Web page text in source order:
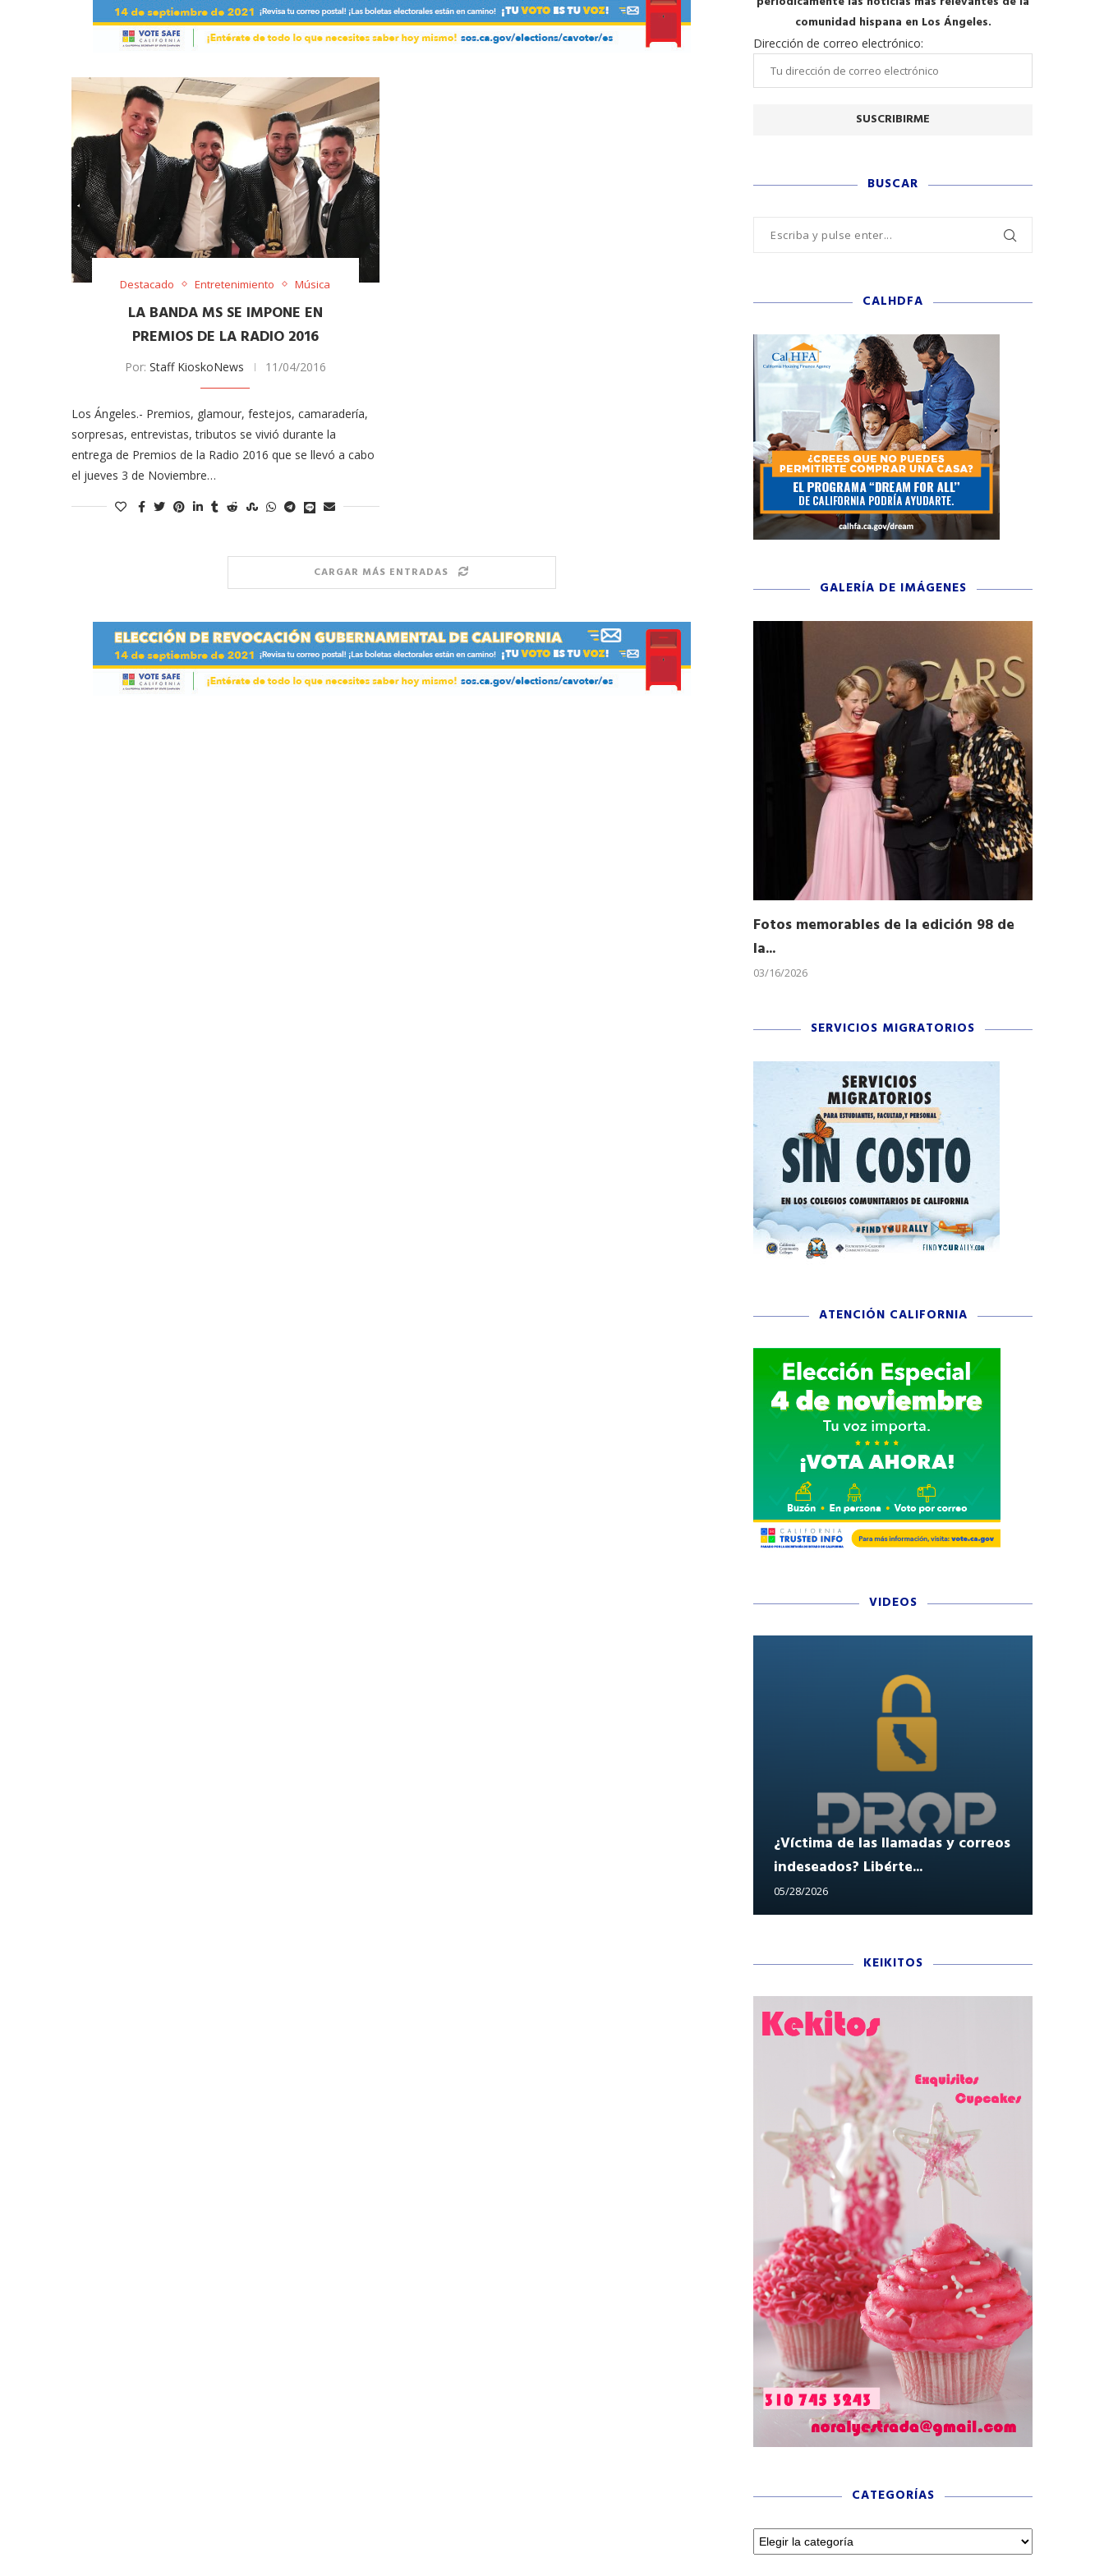
Destacado Entretenimiento Música
LA BANDA MS SE IMPONE EN
PREMIOS DE LA RADIO 2016
Por: Staff KioskoNews 11/04/2016
Los Ángeles.- Premios, glamour, festejos, camaradería,
sorpresas, entrevistas, tributos se vivió durante la
entrega de Premios de la Radio 2016 que se llevó a cabo
el jueves 3 de Noviembre…
CARGAR MÁS ENTRADAS
comunidad hispana en Los Ángeles.
Dirección de correo electrónico:
BUSCAR
CALHDFA
GALERÍA DE IMÁGENES
Fotos memorables de la edición 98 de
la...
03/16/2026
SERVICIOS MIGRATORIOS
ATENCIÓN CALIFORNIA
VIDEOS
¿Víctima de las llamadas y correos
indeseados? Libérte...
05/28/2026
KEIKITOS
CATEGORÍAS